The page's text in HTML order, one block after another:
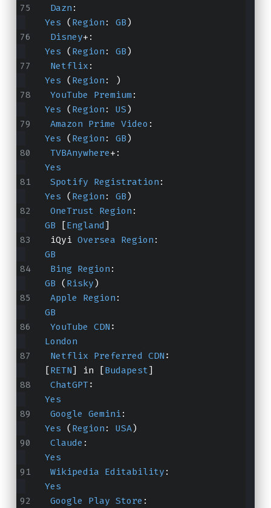
Dazn
Yes ( Region : GB)
Disney
Yes ( Region : GB)
Netflix
Yes ( Region : )
YouTube Premium
Yes ( Region : US)
Amazon Prime Video
Yes ( Region : GB)
TVBAnywhere
Yes
Spotify Registration
Yes ( Region : GB)
OneTrust Region
GB [England ]
iQyi Oversea Region
GB
Bing Region
GB ( Risky)
Apple Region
GB
YouTube CDN
London
Netflix Preferred CDN :
[RETN] in [Budapest]
ChatGPT
Yes
Google Gemini
Yes ( Region : USA)
Claude
Yes
Wikipedia Editability
Yes
Google Play Store